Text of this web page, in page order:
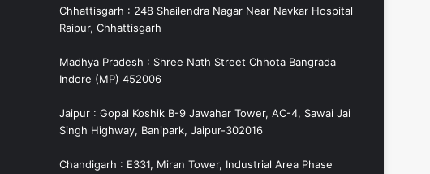
Chhattisgarh : 248 Shailendra Nagar Near Navkar Hospital
Raipur, Chhattisgarh
Madhya Pradesh : Shree Nath Street Chhota Bangrada
Indore (MP) 452006
Jaipur : Gopal Koshik B-9 Jawahar Tower, AC-4, Sawai Jai
Singh Highway, Banipark, Jaipur-302016
Chandigarh : E331, Miran Tower, Industrial Area Phase